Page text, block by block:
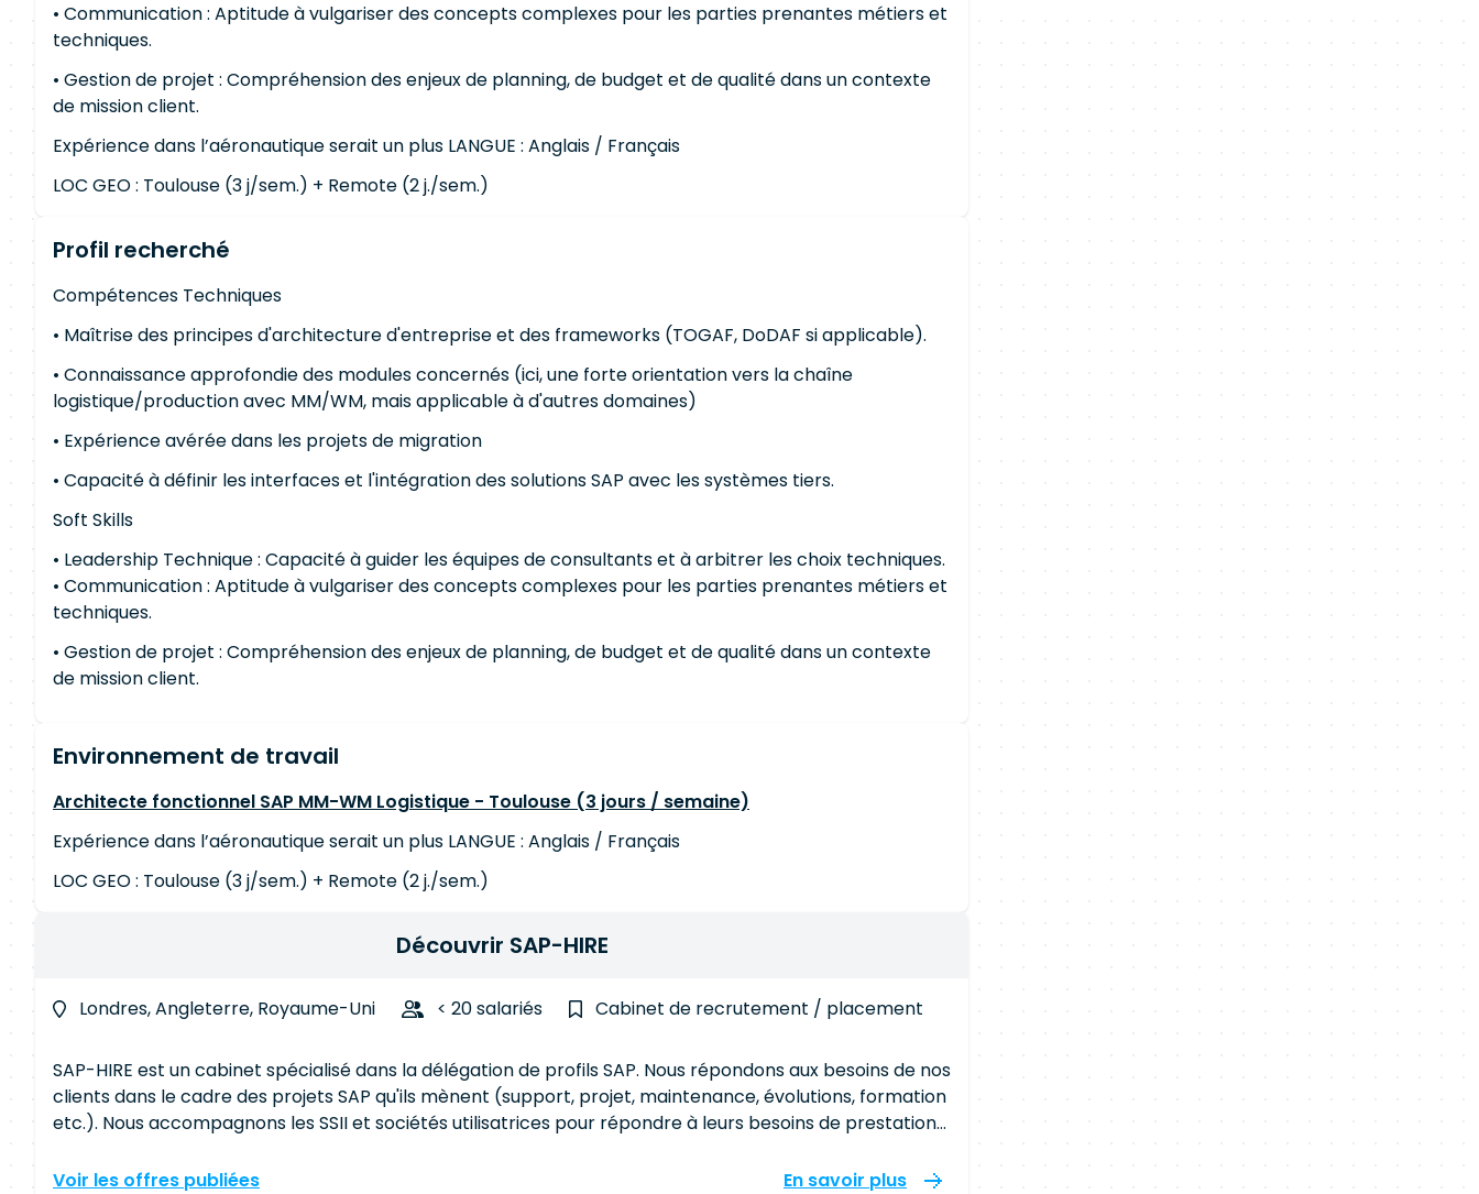
• Communication : Aptitude à vulgariser des concepts complexes pour les parties prenantes métiers et
techniques.
• Gestion de projet : Compréhension des enjeux de planning, de budget et de qualité dans un contexte
de mission client.
Expérience dans l’aéronautique serait un plus LANGUE : Anglais / Français
LOC GEO : Toulouse (3 j/sem.) + Remote (2 j./sem.)
Profil recherché
Compétences Techniques
• Maîtrise des principes d'architecture d'entreprise et des frameworks (TOGAF, DoDAF si applicable).
• Connaissance approfondie des modules concernés (ici, une forte orientation vers la chaîne
logistique/production avec MM/WM, mais applicable à d'autres domaines)
• Expérience avérée dans les projets de migration
• Capacité à définir les interfaces et l'intégration des solutions SAP avec les systèmes tiers.
Soft Skills
• Leadership Technique : Capacité à guider les équipes de consultants et à arbitrer les choix techniques.
• Communication : Aptitude à vulgariser des concepts complexes pour les parties prenantes métiers et
techniques.
• Gestion de projet : Compréhension des enjeux de planning, de budget et de qualité dans un contexte
de mission client.
Environnement de travail
Architecte fonctionnel SAP MM-WM Logistique - Toulouse (3 jours / semaine)
Expérience dans l’aéronautique serait un plus LANGUE : Anglais / Français
LOC GEO : Toulouse (3 j/sem.) + Remote (2 j./sem.)
Découvrir SAP-HIRE
Londres, Angleterre, Royaume-Uni < 20 salariés Cabinet de recrutement / placement
SAP-HIRE est un cabinet spécialisé dans la délégation de profils SAP. Nous répondons aux besoins de nos
clients dans le cadre des projets SAP qu'ils mènent (support, projet, maintenance, évolutions, formation
etc.). Nous accompagnons les SSII et sociétés utilisatrices pour répondre à leurs besoins de prestations
facilitées par notre intermédiaire.
Voir les offres publiées En savoir plus